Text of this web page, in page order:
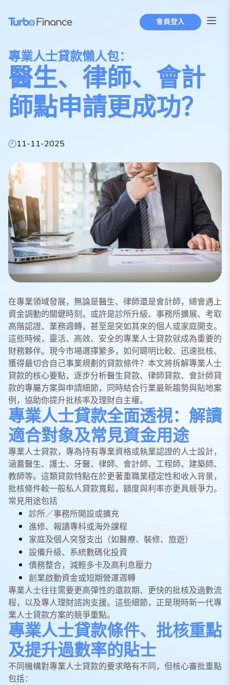
至
會員登入
專業人士貸款懶人包：
醫生、律師、會計
師點申請更成功？
11-11-2025
在專業領域發展，無論是醫生、律師還是會計師，總會遇上
資金調動的關鍵時刻。或許是診所升級、事務所擴展、考取
高階認證、業務週轉，甚至是突如其來的個人或家庭開支。
這些時候，靈活、高效、安全的專業人士貸款就成為重要的
財務夥伴。現今市場選擇繁多，如何聰明比較、迅速批核、
獲得最切合自己事業規劃的貸款條件？本文將拆解專業人士
貸款的核心要點，逐步分析醫生貸款、律師貸款、會計師貸
款的專屬方案與申請細節，同時結合行業最新趨勢與貼地案
例，協助你提升批核率及理財自主權。
專業人士貸款全面透視：解讀
適合對象及常見資金用途
專業人士貸款，專為持有專業資格或執業認證的人士設計，
涵蓋醫生、護士、牙醫、律師、會計師、工程師、建築師、
教師等。這類貸款特點在於更著重職業穩定性和收入背景，
批核條件較一般私人貸款寬鬆，額度與利率亦更具競爭力。
常見用途包括
診所／事務所開設或擴充
進修、報讀專科或海外課程
家庭及個人突發支出（如醫療、裝修、旅遊）
設備升級、系統數碼化投資
債務整合，減輕多卡及高利息壓力
創業啟動資金或短期營運週轉
專業人士往往需要更高彈性的還款期、更快的批核及過數流
程，以及專人理財諮詢支援。這些細節，正是現時新一代專
業人士貸款方案的競爭重點。
專業人士貸款條件、批核重點
及提升過數率的貼士
不同機構對專業人士貸款的要求略有不同，但核心審批重點
包括：